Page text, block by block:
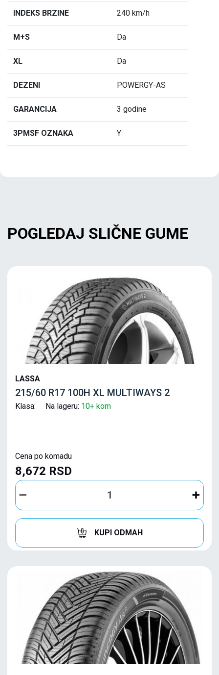
INDEKS BRZINE 240 km/h
M+S Da
XL Da
DEZENI POWERGY-AS
GARANCIJA 3 godine
3PMSF OZNAKA Y
POGLEDAJ SLIČNE GUME
LASSA
215/60 R17 100H XL MULTIWAYS 2
Klasa: Na lageru: 10+ kom
Cena po komadu
8,672 RSD
KUPI ODMAH